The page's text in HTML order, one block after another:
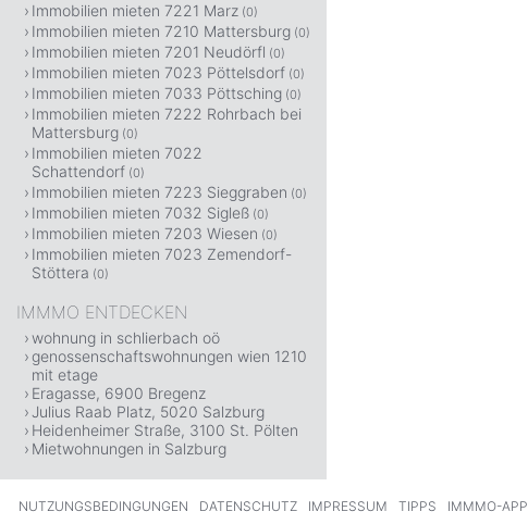
Immobilien mieten 7221 Marz (0)
Immobilien mieten 7210 Mattersburg (0)
Immobilien mieten 7201 Neudörfl (0)
Immobilien mieten 7023 Pöttelsdorf (0)
Immobilien mieten 7033 Pöttsching (0)
Immobilien mieten 7222 Rohrbach bei
Mattersburg (0)
Immobilien mieten 7022
Schattendorf (0)
Immobilien mieten 7223 Sieggraben (0)
Immobilien mieten 7032 Sigleß (0)
Immobilien mieten 7203 Wiesen (0)
Immobilien mieten 7023 Zemendorf-
Stöttera (0)
IMMMO ENTDECKEN
wohnung in schlierbach oö
genossenschaftswohnungen wien 1210
mit etage
Eragasse, 6900 Bregenz
Julius Raab Platz, 5020 Salzburg
Heidenheimer Straße, 3100 St. Pölten
Mietwohnungen in Salzburg
NUTZUNGSBEDINGUNGEN DATENSCHUTZ IMPRESSUM TIPPS IMMMO-APP